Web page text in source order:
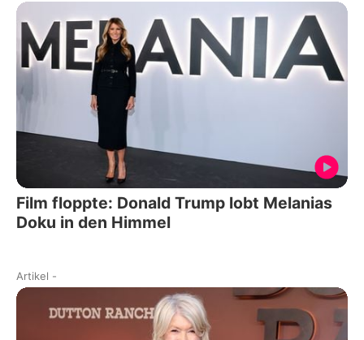
Film floppte: Donald Trump lobt Melanias
Doku in den Himmel
Artikel -